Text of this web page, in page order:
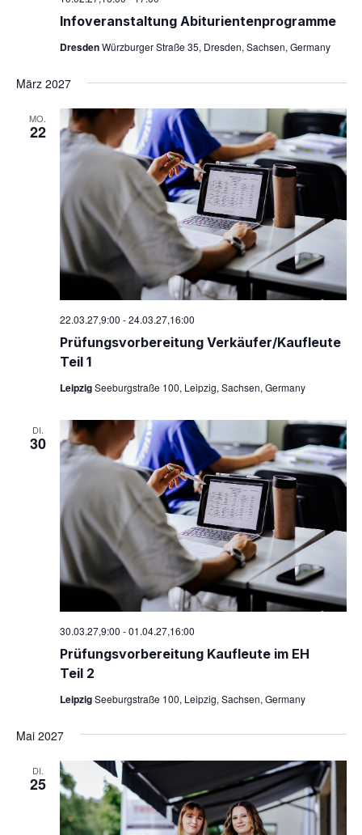
t
e
n
a
v
i
g
a
t
i
o
n
Info­ver­an­stal­tung Abiturientenprogramme
DresdenWürzburger Straße 35, Dresden, Sachsen, Germany
März 2027
MO.
22
Prü­fungs­vor­be­rei­tung Verkäufer/Kaufleute
Teil 1
22.03.27,9:00 -24.03.27,16:00
LeipzigSeeburgstraße 100, Leipzig, Sachsen, Germany
DI.
30
Prü­fungs­vor­be­rei­tung Kauf­leu­te im EH
Teil 2
30.03.27,9:00 -01.04.27,16:00
LeipzigSeeburgstraße 100, Leipzig, Sachsen, Germany
Mai 2027
DI.
25